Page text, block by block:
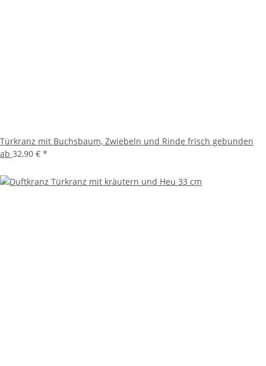
Türkranz mit Buchsbaum, Zwiebeln und Rinde frisch gebunden
ab 32,90 € *